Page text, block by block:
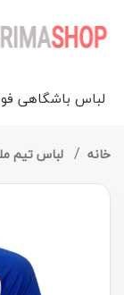
لباس باشگاهی
خانه لباس تیم